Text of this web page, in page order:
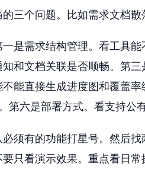
三个问题。比如需求文档散
是需求结构管理。看工具能
和文档关联是否顺畅。第
能直接生成进度图和覆盖
第六是部署方式。看支持公
须有的功能打星号。然后
只看演示效果。重点看日常